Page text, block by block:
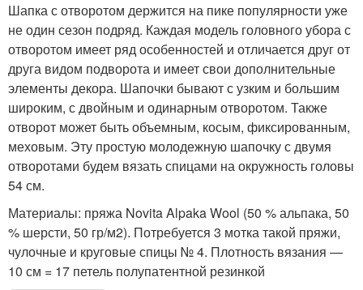
Шапка с отворотом держится на пике популярности уже
не один сезон подряд. Каждая модель головного убора с
отворотом имеет ряд особенностей и отличается друг от
друга видом подворота и имеет свои дополнительные
элементы декора. Шапочки бывают с узким и большим
широким, с двойным и одинарным отворотом. Также
отворот может быть объемным, косым, фиксированным,
меховым. Эту простую молодежную шапочку с двумя
отворотами будем вязать спицами на окружность головы
54 см.
Материалы: пряжа Novita Alpaka Wool (50 % альпака, 50
% шерсти, 50 гр/м2). Потребуется 3 мотка такой пряжи,
чулочные и круговые спицы № 4. Плотность вязания —
10 см = 17 петель полупатентной резинкой